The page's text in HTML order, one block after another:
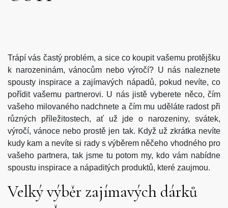
Trápí vás častý problém, a sice co koupit vašemu protějšku
k narozeninám, vánocům nebo výročí? U nás naleznete
spousty inspirace a zajímavých nápadů, pokud nevíte, co
pořídit vašemu partnerovi. U nás jistě vyberete něco, čím
vašeho milovaného nadchnete a čím mu uděláte radost při
různých příležitostech, ať už jde o narozeniny, svátek,
výročí, vánoce nebo prostě jen tak. Když už zkrátka nevíte
kudy kam a nevíte si rady s výběrem něčeho vhodného pro
vašeho partnera, tak jsme tu potom my, kdo vám nabídne
spoustu inspirace a nápaditých produktů, které zaujmou.
Velký výběr zajímavých dárků